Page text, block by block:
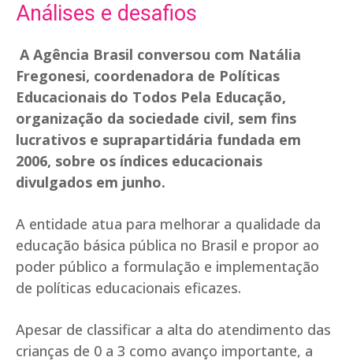
Análises e desafios
A Agência Brasil conversou com Natália
Fregonesi, coordenadora de Políticas
Educacionais do Todos Pela Educação,
organização da sociedade civil, sem fins
lucrativos e suprapartidária fundada em
2006, sobre os índices educacionais
divulgados em junho.
A entidade atua para melhorar a qualidade da
educação básica pública no Brasil e propor ao
poder público a formulação e implementação
de políticas educacionais eficazes.
Apesar de classificar a alta do atendimento das
crianças de 0 a 3 como avanço importante, a